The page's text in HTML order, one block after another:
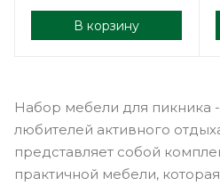
В корзину
Набор мебели для пикника
любителей активного
представляет собой
практичной мебели,